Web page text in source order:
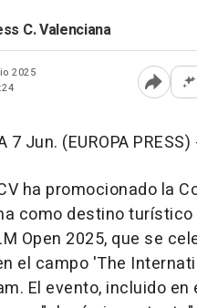
C. Valenciana
2025
Abrir
7 Jun. (EUROPA PRESS)
ha promocionado la
como destino turístico
Open 2025, que se
el campo 'The
El evento, incluido en